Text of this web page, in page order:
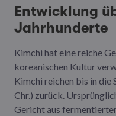
Entwicklung
Jahrhunderte
Kimchi hat eine reiche
koreanischen Kultur
Kimchi reichen bis in die
Chr.) zurück.
Gericht aus